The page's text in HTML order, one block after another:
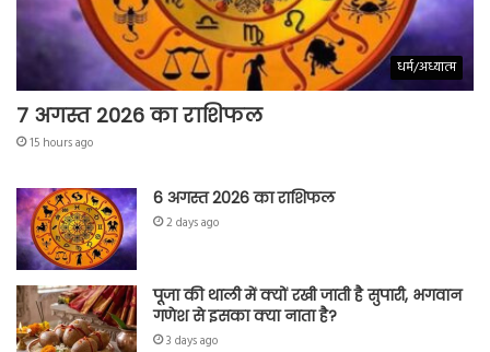
धर्म/अध्यात्म
7 अगस्त 2026 का राशिफल
15 hours ago
6 अगस्त 2026 का राशिफल
2 days ago
पूजा की थाली में क्यों रखी जाती है सुपारी, भगवान
गणेश से इसका क्या नाता है?
3 days ago